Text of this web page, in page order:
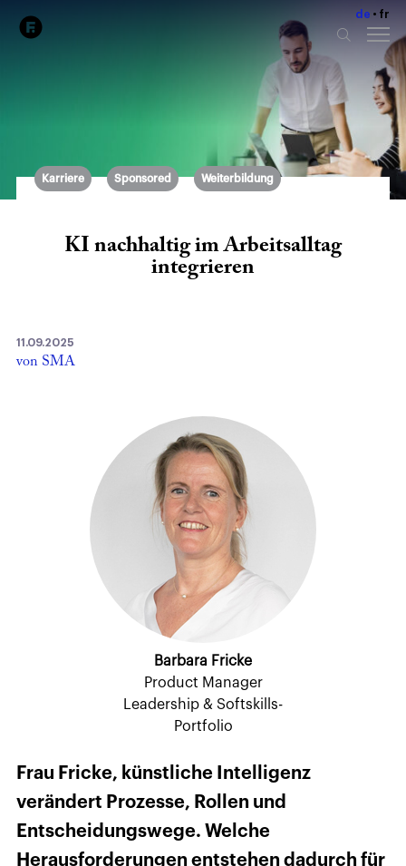
de fr
Karriere Sponsored Weiterbildung
KI nachhaltig im Arbeitsalltag
integrieren
11.09.2025
von SMA
Barbara Fricke
Product Manager
Leadership & Softskills-
Portfolio
Frau Fricke, künstliche Intelligenz
verändert Prozesse, Rollen und
Entscheidungswege. Welche
Herausforderungen entstehen dadurch für